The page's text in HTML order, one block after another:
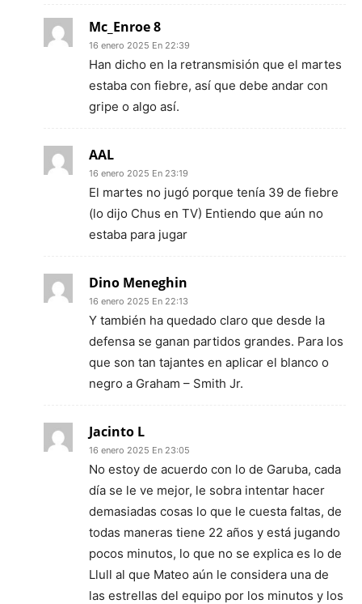
Mc_Enroe 8
16 enero 2025 En 22:39
Han dicho en la retransmisión que el martes
estaba con fiebre, así que debe andar con
gripe o algo así.
AAL
16 enero 2025 En 23:19
El martes no jugó porque tenía 39 de fiebre
(lo dijo Chus en TV) Entiendo que aún no
estaba para jugar
Dino Meneghin
16 enero 2025 En 22:13
Y también ha quedado claro que desde la
defensa se ganan partidos grandes. Para los
que son tan tajantes en aplicar el blanco o
negro a Graham – Smith Jr.
Jacinto L
16 enero 2025 En 23:05
No estoy de acuerdo con lo de Garuba, cada
día se le ve mejor, le sobra intentar hacer
demasiadas cosas lo que le cuesta faltas, de
todas maneras tiene 22 años y está jugando
pocos minutos, lo que no se explica es lo de
Llull al que Mateo aún le considera una de
las estrellas del equipo por los minutos y los